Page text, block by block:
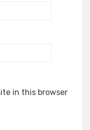
in this browser